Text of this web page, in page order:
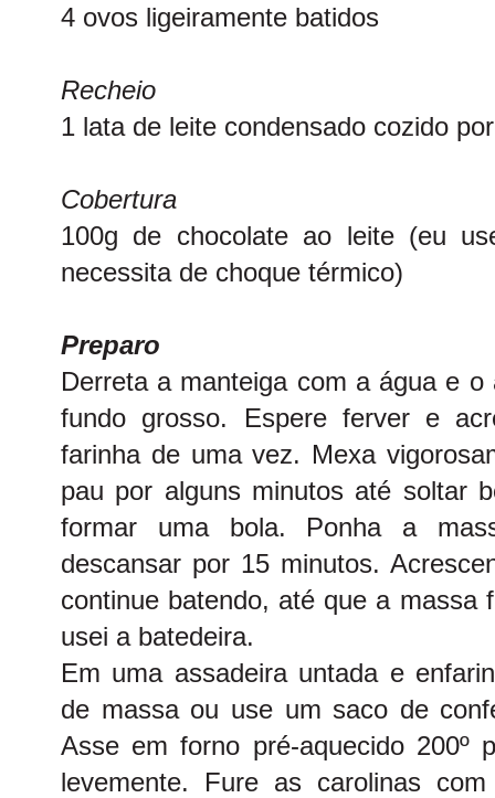
4 ovos ligeiramente batidos
Recheio
1 lata de leite condensado cozido
Cobertura
100g de chocolate ao leite (eu
necessita de choque térmico)
Preparo
Derreta a manteiga com a água e
fundo grosso. Espere ferver e
farinha de uma vez. Mexa
pau por alguns minutos até soltar
formar uma bola. Ponha a
descansar por 15 minutos.
continue batendo, até que a massa
usei a batedeira.
Em uma assadeira untada e
de massa ou use um saco de
Asse em forno pré-aquecido 200º
levemente. Fure as carolinas